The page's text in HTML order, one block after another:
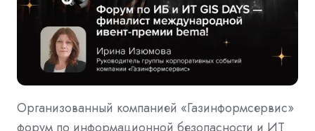
Организованный компанией «Газинформсервис»